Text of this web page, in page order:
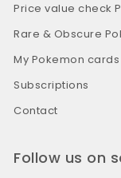
Price value check
Rare & Obscure
My Pokemon cards
Subscriptions
Contact
Follow us on